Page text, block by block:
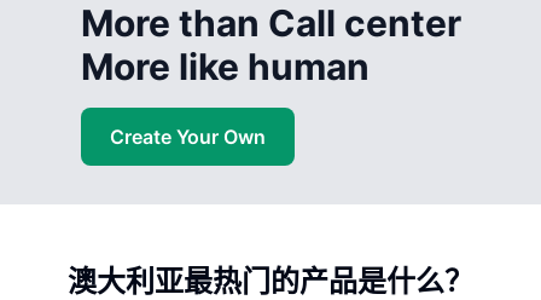
More than Call center
More like human
Create Your Own
澳大利亚最热门的产品是什么？